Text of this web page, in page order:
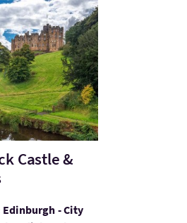
Castle & the Borders
Castle &
- City